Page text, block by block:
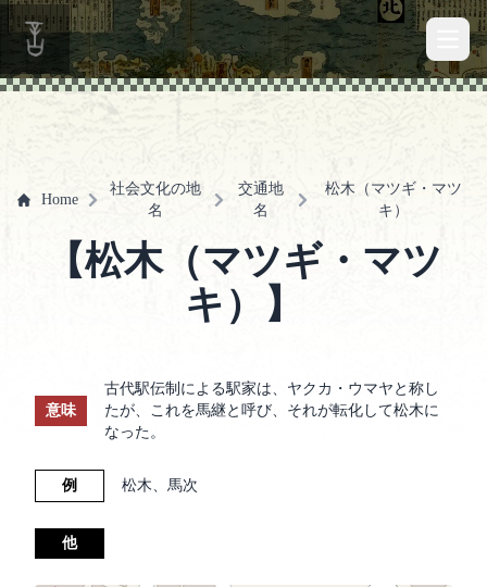
Home
社会文化の地
名
交通地
名
松木（マツギ・マツ
キ）
【松木（マツギ・マツ
キ）】
意味
古代駅伝制による駅家は、ヤクカ・ウマヤと称し
たが、これを馬継と呼び、それが転化して松木に
なった。
例 松木、馬次
他